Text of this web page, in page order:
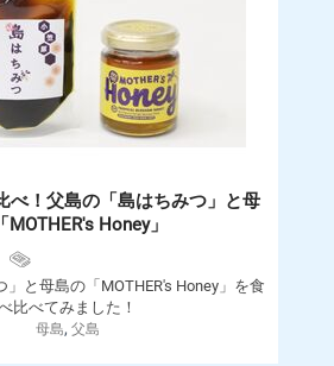
べ！父島の「島はちみつ」と母
MOTHER's Honey」
と母島の「MOTHER's Honey」を食
比べてみました！
母島, 父島